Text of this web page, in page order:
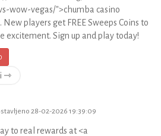
wow-vegas/">chumba casino
New players get FREE Sweeps Coins to
excitement. Sign up and play today!
⇾
28-02-2026 19:39:09
to real rewards at <a